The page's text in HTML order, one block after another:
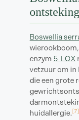
Boswellia
enzym 5-LOX
vetzuur om
die een grote
huidallergie.[7]